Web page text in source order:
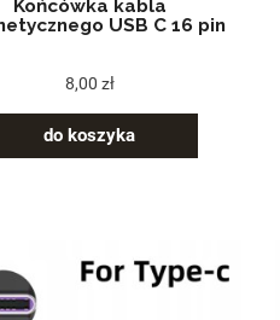
Końcówka kabla
USB C 16 pin
8,00 zł
do koszyka